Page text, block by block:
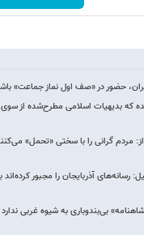
حضور در «صف اول نماز جماعت»
که بدیهیات اسلامی مطرح‌شده از
مردم گرانی را با سختی «تحمل»
رسانه‌های آذربایجان را مجبور
بی‌بندوباری به شیوه غربی